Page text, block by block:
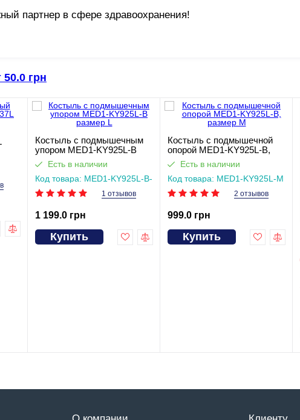
партнер в сфере здравоохранения!
грн
Костыль с подмышечным
упором MED1-KY925L-B
размер L
Есть в наличии
Код товара: MED1-KY925L-B-
L
1 отзывов
1 199.0 грн
Купить
Костыль с подмышечной
опорой MED1-KY925L-B,
размер M
Есть в наличии
Код товара: MED1-KY925L-M
2 отзывов
999.0 грн
Купить